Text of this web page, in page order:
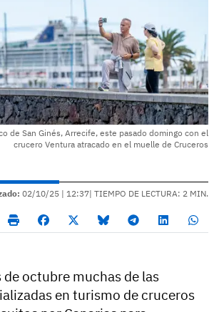
de San Ginés, Arrecife, este pasado domingo con el
crucero Ventura atracado en el muelle de Cruceros
02/10/25 | 12:37| TIEMPO DE LECTURA: 2 MIN.
de octubre muchas de las
en turismo de cruceros